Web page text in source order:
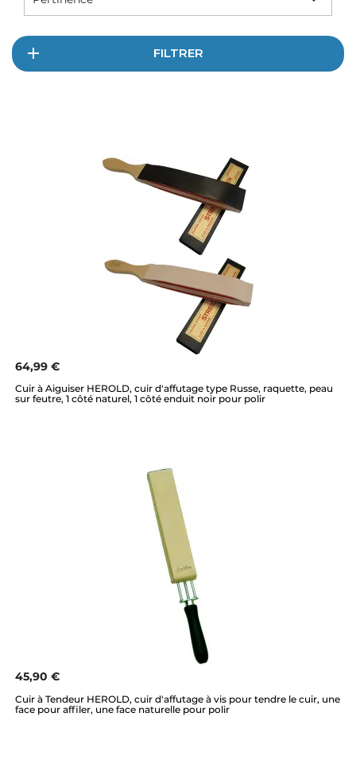
FILTRER
64,99 €
Cuir à Aiguiser HEROLD, cuir d'affutage type Russe, raquette, peau
sur feutre, 1 côté naturel, 1 côté enduit noir pour polir
45,90 €
Cuir à Tendeur HEROLD, cuir d'affutage à vis pour tendre le cuir, une
face pour affiler, une face naturelle pour polir